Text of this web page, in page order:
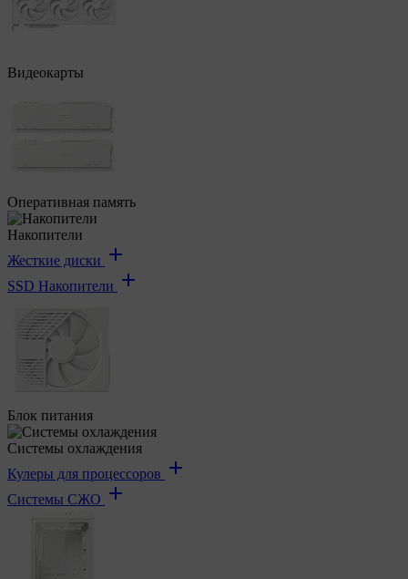
Видеокарты
Оперативная память
Накопители
Жесткие диски
SSD Накопители
Блок питания
Системы охлаждения
Кулеры для процессоров
Системы СЖО